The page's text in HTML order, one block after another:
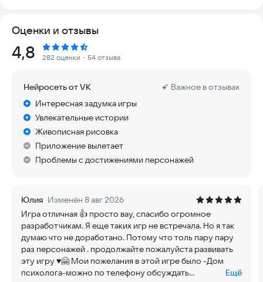
Как отпустить прошлое и принять себя?
В первой версии представлены два героя: загадочная Эстель
и музыкант Марк с туманным прошлым. Как сложатся их
В основе игры лежит работа с доверием клиентов. От
профессионализма, эмпатии и внимательности психолога
зависят успех консультаций.
Разработчики внедрили механики, которые делают процесс
реалистичным: шкала доверия, система кастомизации
кабинетов и достижений.
Уникальный игровой процесс позволяет глубже понять
Все сценарии написаны при участии практикующих
психологов с опытом более 3000 часов консультирования,
что обеспечивает достоверность терапевтического
процесса с игровыми условностями и допущениями.
Игра не имеет "правильных" финалов — вы можете выбрать
пути, которые вам ближе, но неправильные действия могут
привести к разрушительным последствиям для персонажей.
Оценки и отзывы
Рейтинг:
4,8 282 оценки ・54 отзыва
Нейросеть от VK
Важное в отзывах
Интересная задумка игры
Увлекательные истории
Живописная рисовка
Приложение вылетает
Проблемы с достижениями персонажей
Юлия Изменён 8 авг 2026
Игра отличная 👍 просто вау, спасибо огромное
разработчикам. Я еще таких игр не встречала. Но я так
думаю что не доработано. Потому что толь пару пару
раз персонажей . продолжайте пожалуйста развивать
эту игру ♥️🤗 Мои пожелания в этой игре было -Дом
психолога-можно по телефону обсуждать
Ещё